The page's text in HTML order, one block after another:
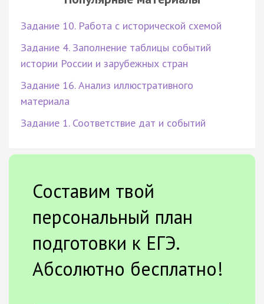
Задание 10. Работа с исторической схемой
Задание 4. Заполнение таблицы событий
истории России и зарубежных стран
Задание 16. Анализ иллюстративного
материала
Задание 1. Соответствие дат и событий
Составим твой
персональный план
подготовки к ЕГЭ.
Абсолютно бесплатно!